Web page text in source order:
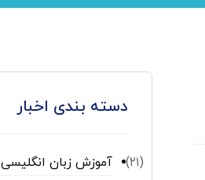
دسته بندی اخبار
آموزش زبان انگلیسی
(۲۱)